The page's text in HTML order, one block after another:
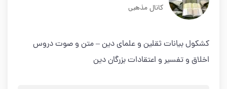
کانال مذهبی
کشکول بیانات ثقلین و علمای دین – متن و صوت دروس
اخلاق و تفسیر و اعتقادات بزرگان دین